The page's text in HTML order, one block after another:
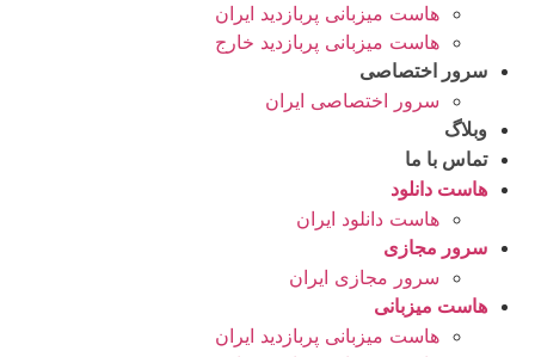
هاست میزبانی پربازدید ایران
هاست میزبانی پربازدید خارج
سرور اختصاصی
سرور اختصاصی ایران
وبلاگ
تماس با ما
هاست دانلود
هاست دانلود ایران
سرور مجازی
سرور مجازی ایران
هاست میزبانی
هاست میزبانی پربازدید ایران